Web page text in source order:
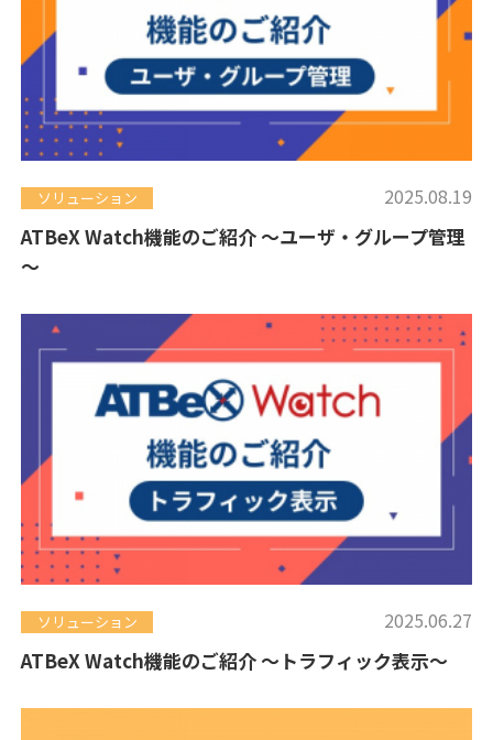
ソリューション 2025.08.19
ATBeX Watch機能のご紹介 ～ユーザ・グループ管理
～
ソリューション 2025.06.27
ATBeX Watch機能のご紹介 ～トラフィック表示～